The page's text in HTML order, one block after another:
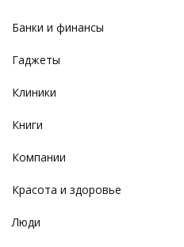
Банки и финансы
Гаджеты
Клиники
Книги
Компании
Красота и здоровье
Люди